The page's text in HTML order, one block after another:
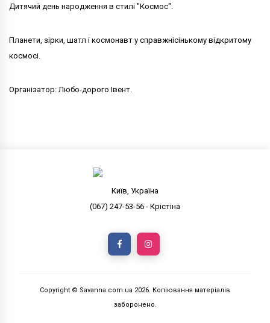
Дитячий день народження в стилі "Космос".
Планети, зірки, шатл і космонавт у справжнісінькому відкритому
космосі.
Організатор: Любо-дорого Івент.
Київ, Україна
(067) 247-53-56 - Крістіна
Copyright © Savanna.com.ua 2026. Копіювання матеріалів
заборонено.